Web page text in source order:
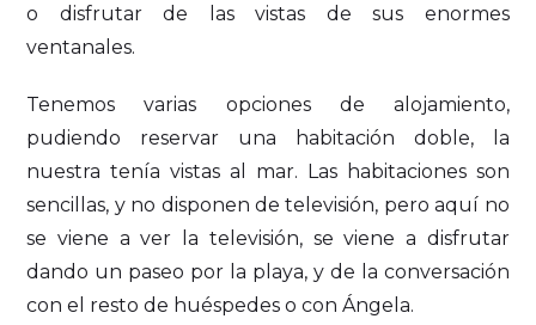
o disfrutar de las vistas de sus enormes
ventanales.
Tenemos varias opciones de alojamiento,
pudiendo reservar una habitación doble, la
nuestra tenía vistas al mar. Las habitaciones son
sencillas, y no disponen de televisión, pero aquí no
se viene a ver la televisión, se viene a disfrutar
dando un paseo por la playa, y de la conversación
con el resto de huéspedes o con Ángela.